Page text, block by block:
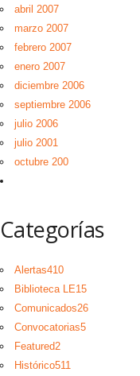
abril 2007
marzo 2007
febrero 2007
enero 2007
diciembre 2006
septiembre 2006
julio 2006
julio 2001
octubre 200
Categorías
Alertas410
Biblioteca LE15
Comunicados26
Convocatorias5
Featured2
Histórico511